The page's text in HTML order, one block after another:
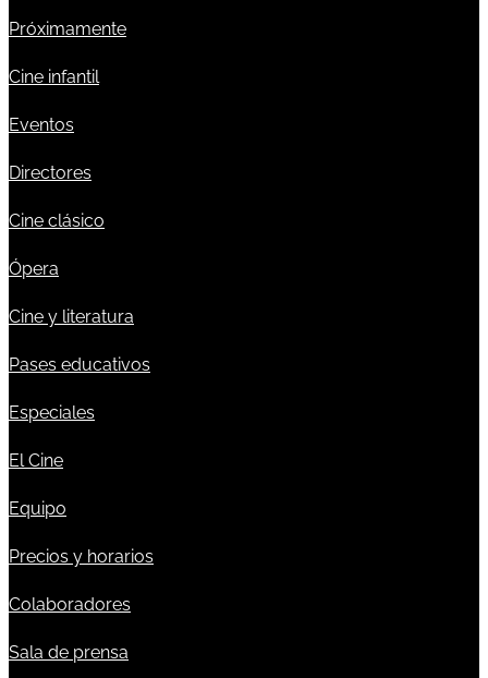
Próximamente
Cine infantil
Eventos
Directores
Cine clásico
Ópera
Cine y literatura
Pases educativos
Especiales
El Cine
Equipo
Precios y horarios
Colaboradores
Sala de prensa